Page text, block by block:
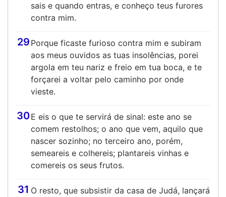
sais e quando entras, e conheço teus furores
contra mim.
29 Porque ficaste furioso contra mim e subiram
aos meus ouvidos as tuas insolências, porei
argola em teu nariz e freio em tua boca, e te
forçarei a voltar pelo caminho por onde
vieste.
30E eis o que te servirá de sinal: este ano se
comem restolhos; o ano que vem, aquilo que
nascer sozinho; no terceiro ano, porém,
semeareis e colhereis; plantareis vinhas e
comereis os seus frutos.
31 O resto, que subsistir da casa de Judá, lançará